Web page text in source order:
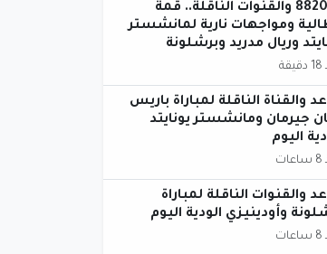
882026 والقنوات الناقلة.. قمة
ومواجهات نارية لمانشستر
وريال مدريد وبرشلونة
والقناة الناقلة لمباراة باريس
جيرمان ومانشستر يونايتد
اليوم
والقنوات الناقلة لمباراة
وأودينيزي الودية اليوم